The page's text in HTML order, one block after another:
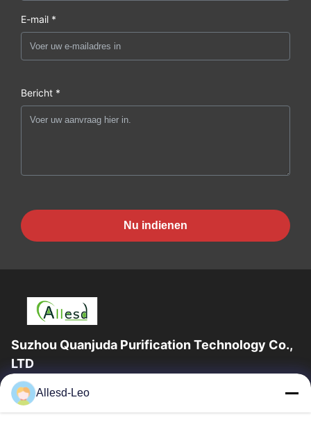
E-mail *
Bericht *
Nu indienen
Suzhou Quanjuda Purification Technology Co.,
LTD
16years ervaring, als belangrijke fabrikant en exporteur van
ESD & Cleanroom producten, bieden wij een volledige lijn van
Allesd-Leo